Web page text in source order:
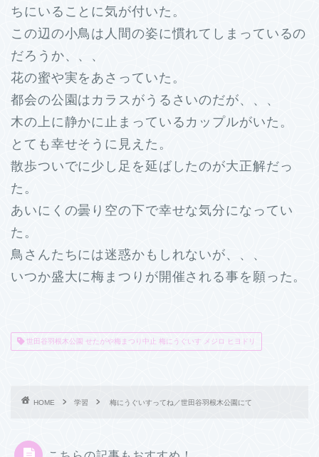
ちにいることに気が付いた。
この辺の小鳥は人間の姿に慣れてしまっているの
だろうか、、、
花の蜜や実をあさっていた。
都会の公園はカラスがうるさいのだが、、、
木の上に静かに止まっているカップルがいた。
とても幸せそうに見えた。
散歩ついでに少し足を延ばしたのが大正解だっ
た。
あいにくの曇り空の下で幸せな気分になってい
た。
鳥さんたちには迷惑かもしれないが、、、
いつか盛大に梅まつりが開催される事を願った。
世田谷羽根木公園 せたがや梅まつり中止 梅にうぐいす メジロ ヒヨドリ
HOME 学習 梅にうぐいすってね／世田谷羽根木公園にて